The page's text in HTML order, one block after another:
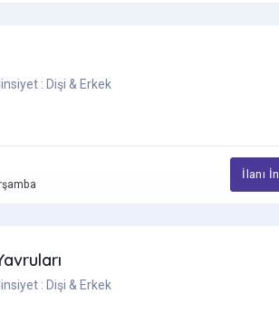
: Dişi & Erkek
İlanı
: Dişi & Erkek